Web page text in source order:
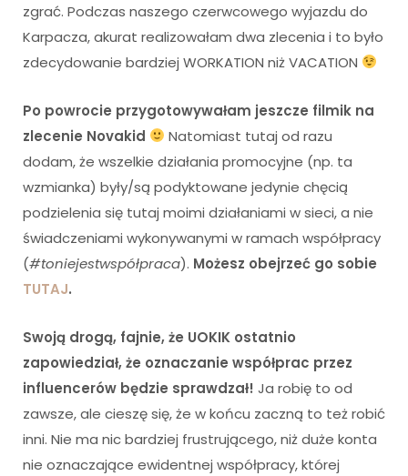
zgrać. Podczas naszego czerwcowego wyjazdu do
Karpacza, akurat realizowałam dwa zlecenia i to było
zdecydowanie bardziej WORKATION niż VACATION
Po powrocie przygotowywałam jeszcze filmik na
zlecenie Novakid
Natomiast tutaj od razu
dodam, że wszelkie działania promocyjne (np. ta
wzmianka) były/są podyktowane jedynie chęcią
podzielenia się tutaj moimi działaniami w sieci, a nie
świadczeniami wykonywanymi w ramach współpracy
(#toniejestwspółpraca). Możesz obejrzeć go sobie
TUTAJ.
Swoją drogą, fajnie, że UOKIK ostatnio
zapowiedział, że oznaczanie współprac przez
influencerów będzie sprawdzał! Ja robię to od
zawsze, ale cieszę się, że w końcu zaczną to też robić
inni. Nie ma nic bardziej frustrującego, niż duże konta
nie oznaczające ewidentnej współpracy, której